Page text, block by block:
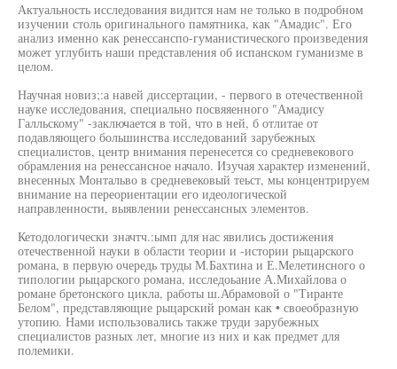
Актуальность исследования видится нам не только в подробном
изучении столь оригинального памятника, как "Амадис". Его
анализ именно как ренессанспо-гуманистического произведения
может углубить наши представления об испанском гуманизме в
целом.
Научная новиз;:а навей диссертации, - первого в отечественной
науке исследования, специально посвяяенного "Амадису
Галльскому" -заключается в той, что в ней, б отлитае от
подавляющего большинства исследований зарубежных
специалистов, центр внимания перенесется со средневекового
обрамления на ренессансное начало. Изучая характер изменений,
внесенных Монтальво в средневековый теьст, мы концентрируем
внимание на переориентации его идеологической
направленности, выявлении ренессансных элементов.
Кетодологически значтч.:ымп для нас явились достижения
отечественной науки в области теории и -истории рыцарского
романа, в первую очередь труды М.Бахтина и Е.Мелетинсного о
типологии рыцарского романа, исследоьание А.Михайлова о
романе бретонского цикла, работы ш.Абрамовой о "Тиранте
Белом", представляющие рыцарский роман как • своеобразную
утопию. Нами использовались также труди зарубежных
специалистов разных лет, многие из них и как предмет для
полемики.